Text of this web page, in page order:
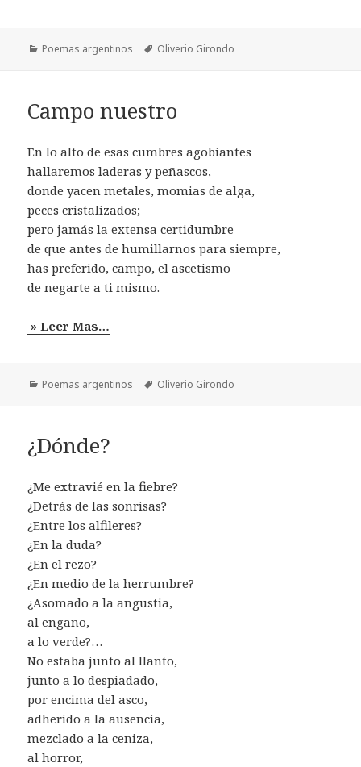
Categorías
Poemas argentinos Etiquetas
Oliverio Girondo
Campo nuestro
En lo alto de esas cumbres agobiantes
hallaremos laderas y peñascos,
donde yacen metales, momias de alga,
peces cristalizados;
pero jamás la extensa certidumbre
de que antes de humillarnos para siempre,
has preferido, campo, el ascetismo
de negarte a ti mismo.
» Leer Mas…
Categorías
Poemas argentinos Etiquetas
Oliverio Girondo
¿Dónde?
¿Me extravié en la fiebre?
¿Detrás de las sonrisas?
¿Entre los alfileres?
¿En la duda?
¿En el rezo?
¿En medio de la herrumbre?
¿Asomado a la angustia,
al engaño,
a lo verde?…
No estaba junto al llanto,
junto a lo despiadado,
por encima del asco,
adherido a la ausencia,
mezclado a la ceniza,
al horror,